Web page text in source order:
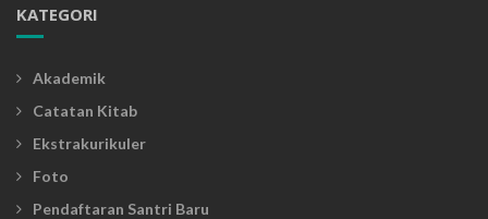
KATEGORI
Akademik
Catatan Kitab
Ekstrakurikuler
Foto
Pendaftaran Santri Baru